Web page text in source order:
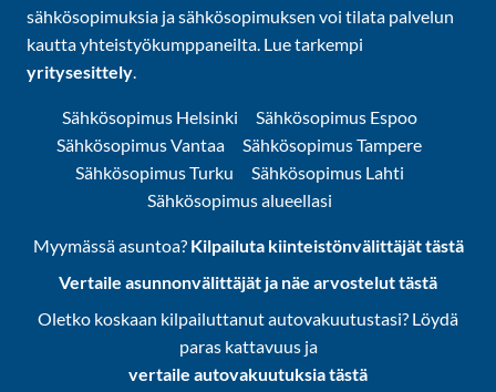
sähkösopimuksia ja sähkösopimuksen voi tilata palvelun
kautta yhteistyökumppaneilta. Lue tarkempi
yritysesittely.
Sähkösopimus Helsinki
Sähkösopimus Espoo
Sähkösopimus Vantaa
Sähkösopimus Tampere
Sähkösopimus Turku
Sähkösopimus Lahti
Sähkösopimus alueellasi
Myymässä asuntoa? Kilpailuta kiinteistönvälittäjät tästä
Vertaile asunnonvälittäjät ja näe arvostelut tästä
Oletko koskaan kilpailuttanut autovakuutustasi? Löydä
paras kattavuus ja
vertaile autovakuutuksia tästä